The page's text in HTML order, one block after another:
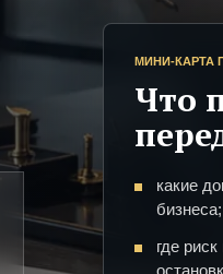
МИНИ-КАРТА
Что
какие
бизнеса;
где